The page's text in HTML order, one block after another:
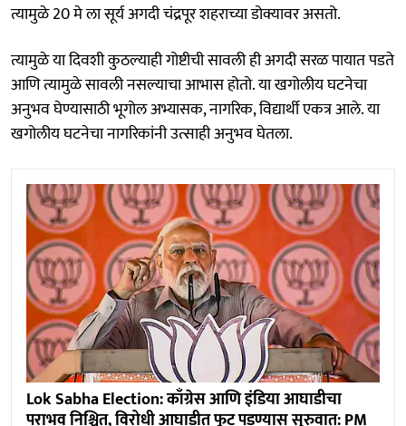
त्यामुळे 20 मे ला सूर्य अगदी चंद्रपूर शहराच्या डोक्यावर असतो.
त्यामुळे या दिवशी कुठल्याही गोष्टीची सावली ही अगदी सरळ पायात पडते
आणि त्यामुळे सावली नसल्याचा आभास होतो. या खगोलीय घटनेचा
अनुभव घेण्यासाठी भूगोल अभ्यासक, नागरिक, विद्यार्थी एकत्र आले. या
खगोलीय घटनेचा नागरिकांनी उत्साही अनुभव घेतला.
Lok Sabha Election: काँग्रेस आणि इंडिया आघाडीचा
पराभव निश्चित, विरोधी आघाडीत फूट पडण्यास सुरुवात: PM